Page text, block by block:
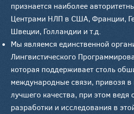
признается наиболее
Центрами НЛП в США, Франции,
Швеции, Голландии и т.д.
Мы являемся единственной
Лингвистического
которая поддерживает столь
международные связи, привозя
лучшего качества, при этом ведя
разработки и исследования в